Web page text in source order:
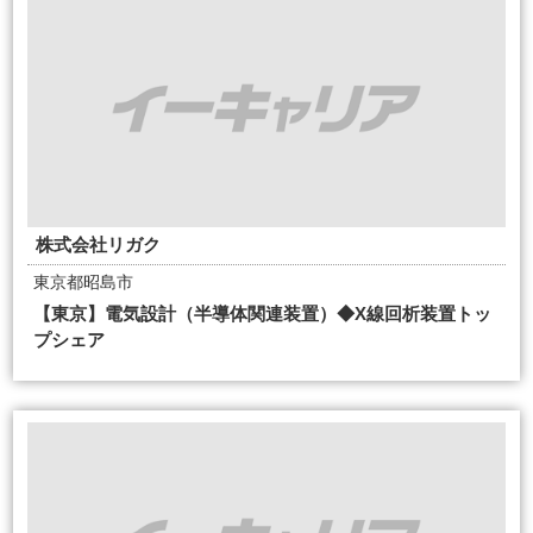
株式会社リガク
東京都昭島市
【東京】電気設計（半導体関連装置）◆X線回析装置トッ
プシェア